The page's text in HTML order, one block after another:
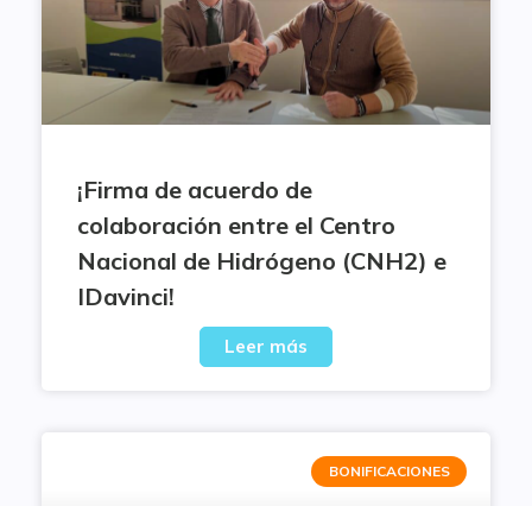
¡Firma de acuerdo de
colaboración entre el Centro
Nacional de Hidrógeno (CNH2) e
IDavinci!
Leer más
BONIFICACIONES